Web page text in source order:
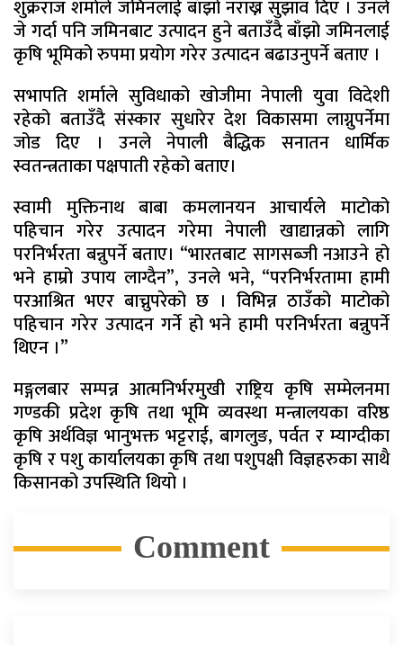
शुक्रराज शर्माले जमिनलाई बाँझो नराख्न सुझाव दिए । उनले
जे गर्दा पनि जमिनबाट उत्पादन हुने बताउँदै बाँझो जमिनलाई
कृषि भूमिको रुपमा प्रयोग गरेर उत्पादन बढाउनुपर्ने बताए ।
सभापति शर्माले सुविधाको खोजीमा नेपाली युवा विदेशी
रहेको बताउँदै संस्कार सुधारेर देश विकासमा लाग्नुपर्नेमा
जोड दिए । उनले नेपाली बैद्धिक सनातन धार्मिक
स्वतन्त्रताका पक्षपाती रहेको बताए।
स्वामी मुक्तिनाथ बाबा कमलानयन आचार्यले माटोको
पहिचान गरेर उत्पादन गरेमा नेपाली खाद्यान्नको लागि
परनिर्भरता बन्नुपर्ने बताए। “भारतबाट सागसब्जी नआउने हो
भने हाम्रो उपाय लाग्दैन”, उनले भने, “परनिर्भरतामा हामी
परआश्रित भएर बाच्नुपरेको छ । विभिन्न ठाउँको माटोको
पहिचान गरेर उत्पादन गर्ने हो भने हामी परनिर्भरता बन्नुपर्ने
थिएन ।”
मङ्गलबार सम्पन्न आत्मनिर्भरमुखी राष्ट्रिय कृषि सम्मेलनमा
गण्डकी प्रदेश कृषि तथा भूमि व्यवस्था मन्त्रालयका वरिष्ठ
कृषि अर्थविज्ञ भानुभक्त भट्टराई, बागलुङ, पर्वत र म्याग्दीका
कृषि र पशु कार्यालयका कृषि तथा पशुपक्षी विज्ञहरुका साथै
किसानको उपस्थिति थियो ।
Comment